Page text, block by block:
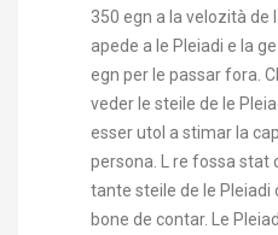
350 egn a la velozità de
apede a le Pleiadi e la
egn per le passar fora.
veder le steile de le
esser utol a stimar la
persona. L re fossa stat
tante steile de le Pleiadi
bone de contar. Le